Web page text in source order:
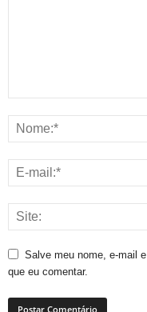
Salve meu nome, e-mail
que eu comentar.